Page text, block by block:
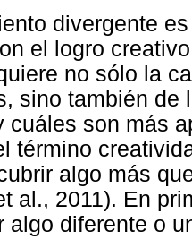
divergente
el logro
no sólo la
sino también de
cuáles son más
término
algo más
al., 2011). En
algo diferente o